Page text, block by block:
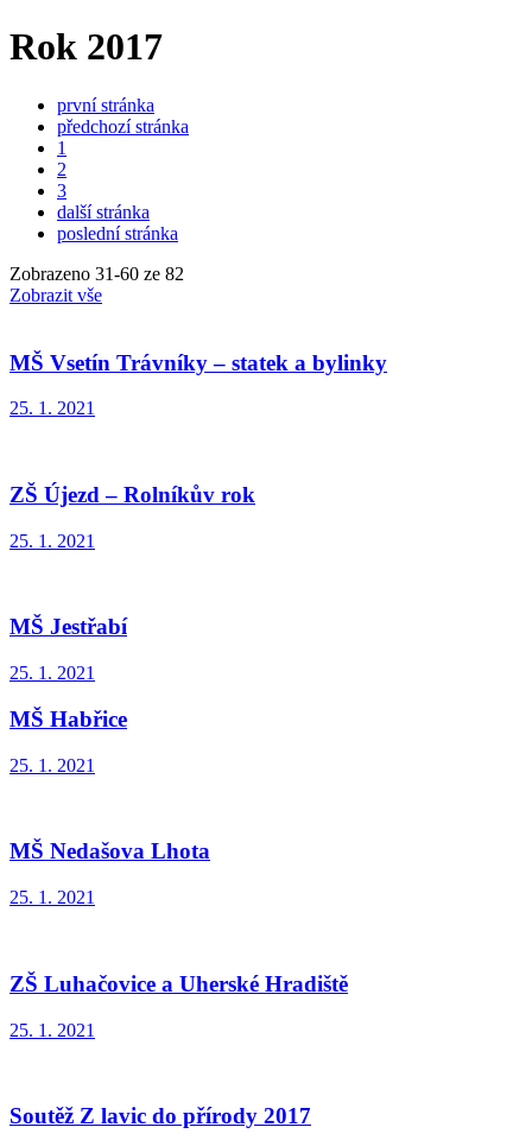
Rok 2017
první stránka
předchozí stránka
1
2
3
další stránka
poslední stránka
Zobrazeno 31-60 ze 82
Zobrazit vše
MŠ Vsetín Trávníky – statek a bylinky
25. 1. 2021
ZŠ Újezd – Rolníkův rok
25. 1. 2021
MŠ Jestřabí
25. 1. 2021
MŠ Habřice
25. 1. 2021
MŠ Nedašova Lhota
25. 1. 2021
ZŠ Luhačovice a Uherské Hradiště
25. 1. 2021
Soutěž Z lavic do přírody 2017